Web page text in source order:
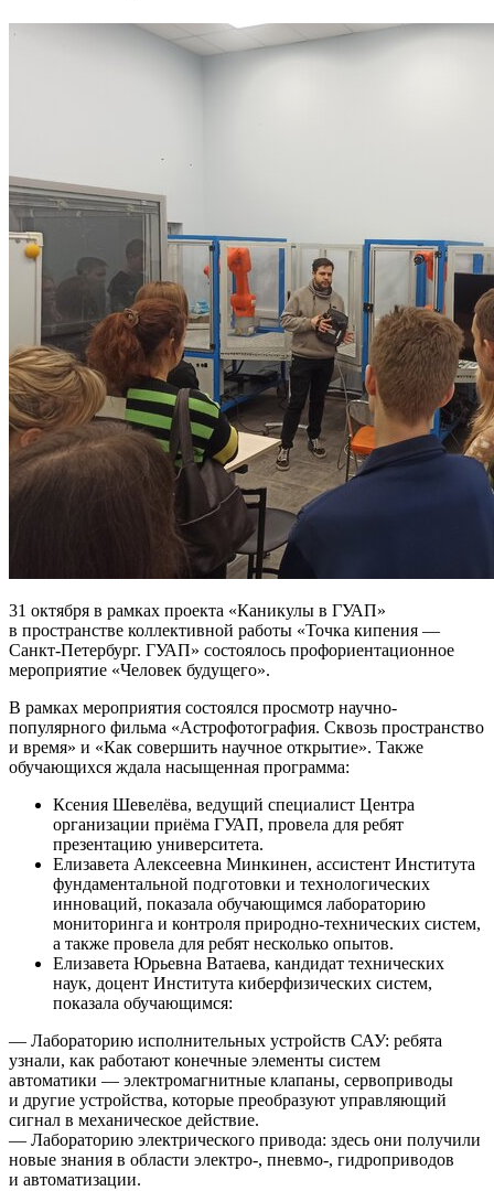
31 октября в рамках проекта «Каникулы в ГУАП»
в пространстве коллективной работы «Точка кипения —
Санкт-Петербург. ГУАП» состоялось профориентационное
мероприятие «Человек будущего».
В рамках мероприятия состоялся просмотр научно-
популярного фильма «Астрофотография. Сквозь пространство
и время» и «Как совершить научное открытие». Также
обучающихся ждала насыщенная программа:
Ксения Шевелёва, ведущий специалист Центра
организации приёма ГУАП, провела для ребят
презентацию университета.
Елизавета Алексеевна Минкинен, ассистент Института
фундаментальной подготовки и технологических
инноваций, показала обучающимся лабораторию
мониторинга и контроля природно-технических систем,
а также провела для ребят несколько опытов.
Елизавета Юрьевна Ватаева, кандидат технических
наук, доцент Института киберфизических систем,
показала обучающимся:
— Лабораторию исполнительных устройств САУ: ребята
узнали, как работают конечные элементы систем
автоматики — электромагнитные клапаны, сервоприводы
и другие устройства, которые преобразуют управляющий
сигнал в механическое действие.
— Лабораторию электрического привода: здесь они получили
новые знания в области электро-, пневмо-, гидроприводов
и автоматизации.